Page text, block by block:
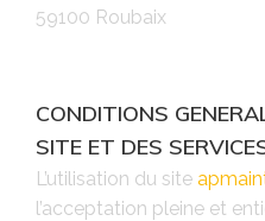
59100 Roubaix
CONDITIONS
SITE ET DES
L’utilisation du site
l’acceptation pleine et